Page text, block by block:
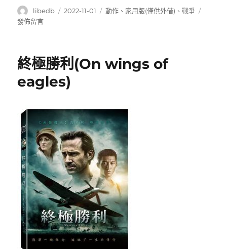
作
者
libedb
發
2022-11-01
分
動作 、 家用版(僅供外借) 、 戰爭
發佈留言
終極勝利(On wings of
eagles)